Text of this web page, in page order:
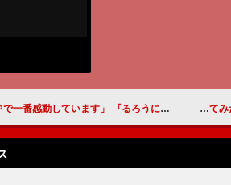
しています」 『るろうに剣心 伝説の最期編』世界最速上映 ロー